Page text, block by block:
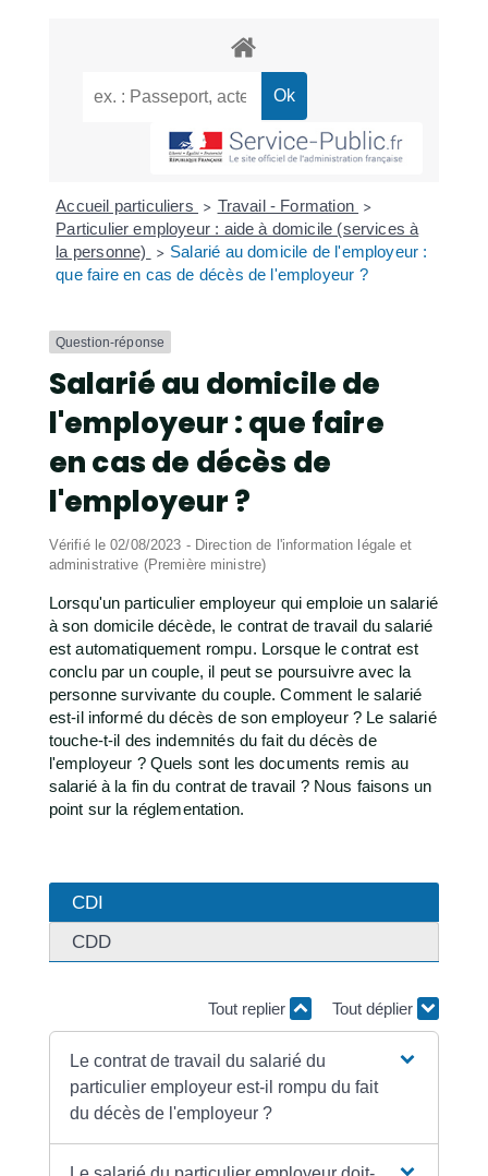
Accueil particuliers > Travail - Formation >
Particulier employeur : aide à domicile (services à
la personne)
> Salarié au domicile de l'employeur :
que faire en cas de décès de l'employeur ?
Question-réponse
Salarié au domicile de
l'employeur : que faire
en cas de décès de
l'employeur ?
Vérifié le 02/08/2023 - Direction de l'information légale et
administrative (Première ministre)
Lorsqu'un particulier employeur qui emploie un salarié
à son domicile décède, le contrat de travail du salarié
est automatiquement rompu. Lorsque le contrat est
conclu par un couple, il peut se poursuivre avec la
personne survivante du couple. Comment le salarié
est-il informé du décès de son employeur ? Le salarié
touche-t-il des indemnités du fait du décès de
l'employeur ? Quels sont les documents remis au
salarié à la fin du contrat de travail ? Nous faisons un
point sur la réglementation.
CDI
CDD
Tout replier Tout déplier
Le contrat de travail du salarié du
particulier employeur est-il rompu du fait
du décès de l'employeur ?